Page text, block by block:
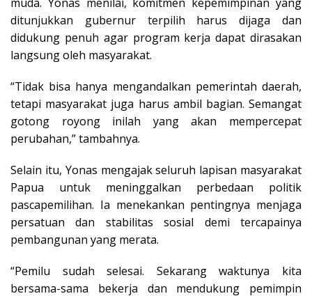
ditunjukkan gubernur terpilih harus dijaga dan
didukung penuh agar program kerja dapat dirasakan
langsung oleh masyarakat.
“Tidak bisa hanya mengandalkan pemerintah daerah,
tetapi masyarakat juga harus ambil bagian. Semangat
gotong royong inilah yang akan mempercepat
perubahan,” tambahnya.
Selain itu, Yonas mengajak seluruh lapisan masyarakat
Papua untuk meninggalkan perbedaan politik
pascapemilihan. Ia menekankan pentingnya menjaga
persatuan dan stabilitas sosial demi tercapainya
pembangunan yang merata.
“Pemilu sudah selesai. Sekarang waktunya kita
bersama-sama bekerja dan mendukung pemimpin